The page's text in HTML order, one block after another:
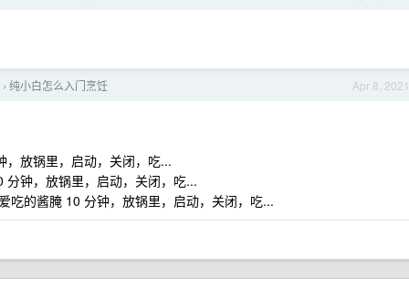
Apr 8, 2021
› 纯小白怎么入门烹饪
放锅里，启动，关闭，吃...
钟，放锅里，启动，关闭，吃...
吃的酱腌 10 分钟，放锅里，启动，关闭，吃...